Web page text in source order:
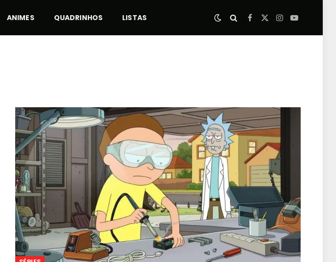
ANIMES QUADRINHOS LISTAS Facebook
X
Instagram
YouTube